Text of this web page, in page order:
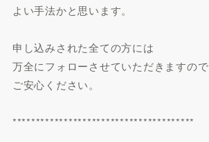
よい手法かと思います。
申し込みされた全ての方には
万全にフォローさせていただきますので
ご安心ください。
***************************************